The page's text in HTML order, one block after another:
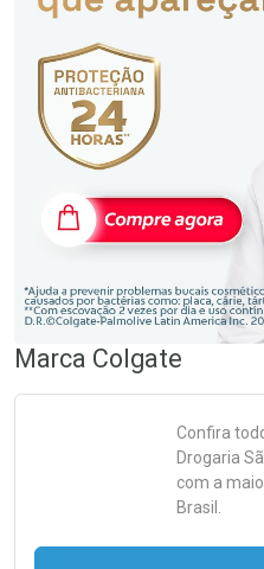
Marca Colgate
Confira
Drogaria
com a
Brasil.